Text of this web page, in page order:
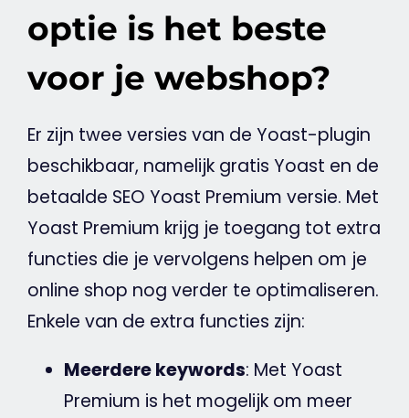
optie is het beste
voor je webshop?
Er zijn twee versies van de Yoast-plugin
beschikbaar, namelijk gratis Yoast en de
betaalde SEO Yoast Premium versie. Met
Yoast Premium krijg je toegang tot extra
functies die je vervolgens helpen om je
online shop nog verder te optimaliseren.
Enkele van de extra functies zijn:
Meerdere keywords: Met Yoast
Premium is het mogelijk om meer